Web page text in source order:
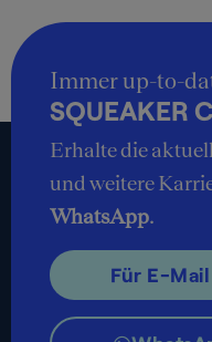
Immer up-to-
SQUEAKER
Erhalte die
und weitere
WhatsApp.
Für E-